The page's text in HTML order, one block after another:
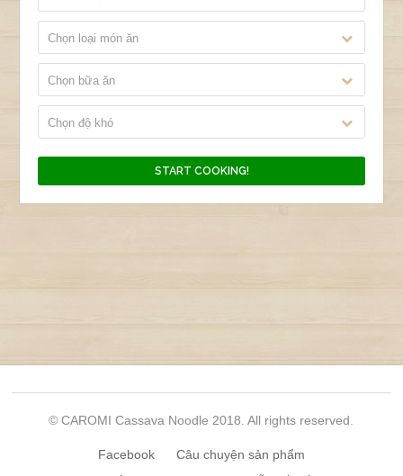
Chọn loại món ăn
Chọn bữa ăn
Chọn độ khó
© CAROMI Cassava Noodle 2018. All rights reserved.
Facebook
Câu chuyện sản phẩm